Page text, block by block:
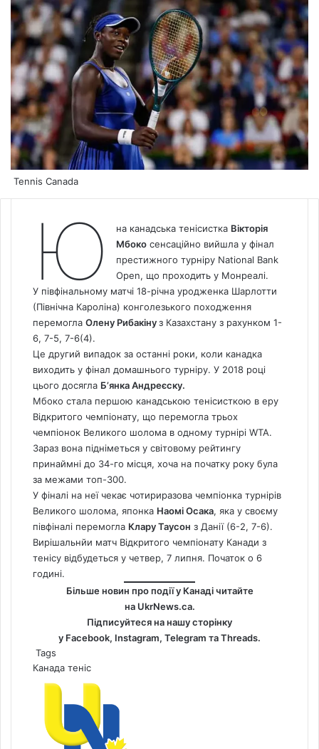
Tennis Canada
Ю на канадська тенісистка Вікторія
Мбокосенсаційно вийшла у фінал
престижного турніру National Bank
Open, що проходить у Монреалі.
У півфінальному матчі 18-річна уродженка Шарлотти
(Північна Кароліна) конголезького походження
перемогла Олену Рибакінуз Казахстану з рахунком 1-
6, 7-5, 7-6(4).
Це другий випадок за останні роки, коли канадка
виходить у фінал домашнього турніру. У 2018 році
цього досягла Б’янка Андреєску.
Мбоко стала першою канадською тенісисткою в еру
Відкритого чемпіонату, що перемогла трьох
чемпіонок Великого шолома в одному турнірі WTA.
Зараз вона підніметься у світовому рейтингу
принаймні до 34-го місця, хоча на початку року була
за межами топ-300.
У фіналі на неї чекає чотириразова чемпіонка турнірів
Великого шолома, японка Наомі Осака, яка у своєму
півфіналі перемогла Клару Таусон з Данії (6-2, 7-6).
Вирішальнйи матч Відкритого чемпіонату Канади з
тенісу відбудеться у четвер, 7 липня. Початок о 6
годині.
Більше новин про події у Канаді читайте
на UkrNews.ca.
Підписуйтеся на нашу сторінку
у Facebook, Instagram, Telegram таThreads.
Tags
Канада теніс